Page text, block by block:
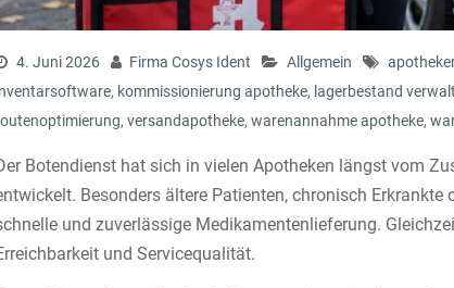
4. Juni 2026 Firma Cosys Ident Allgemein
, kommissionierung apotheke, lagerbestand
, versandapotheke, warenannahme apotheke,
Botendienst hat sich in vielen Apotheken längst vom
Besonders ältere Patienten, chronisch
und zuverlässige Medikamentenlieferung.
und Servicequalität.